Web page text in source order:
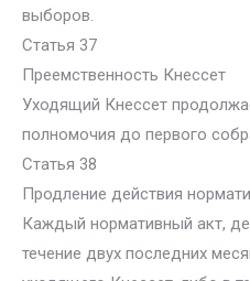
выборов.
Статья 37
Преемственность Кнессет
Уходящий Кнессет
полномочия до первого
Статья 38
Продление действия
Каждый нормативный акт,
течение двух последних